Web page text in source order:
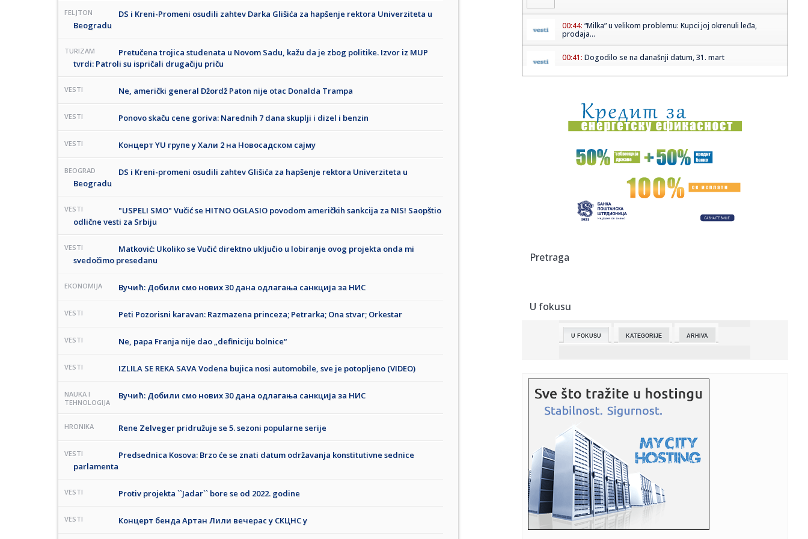
FELJTON
DS i Kreni-Promeni osudili zahtev Darka Glišića za hapšenje rektora Univerziteta u
Beogradu
TURIZAM
Pretučena trojica studenata u Novom Sadu, kažu da je zbog politike. Izvor iz MUP
tvrdi: Patroli su ispričali drugačiju priču
VESTI Ne, američki general Džordž Paton nije otac Donalda Trampa
VESTI Ponovo skaču cene goriva: Narednih 7 dana skuplji i dizel i benzin
VESTI Концерт YU групе у Хали 2 на Новосадском сајму
BEOGRAD
DS i Kreni-promeni osudili zahtev Glišića za hapšenje rektora Univerziteta u
Beogradu
VESTI
"USPELI SMO" Vučić se HITNO OGLASIO povodom američkih sankcija za NIS! Saopštio
odlične vesti za Srbiju
VESTI
Matković: Ukoliko se Vučić direktno uključio u lobiranje ovog projekta onda mi
svedočimo presedanu
EKONOMIJA Вучић: Добили смо нових 30 дана одлагања санкција за НИС
VESTI Peti Pozorisni karavan: Razmazena princeza; Petrarka; Ona stvar; Orkestar
VESTI Ne, papa Franja nije dao „definiciju bolnice“
VESTI IZLILA SE REKA SAVA Vodena bujica nosi automobile, sve je potopljeno (VIDEO)
NAUKA I
TEHNOLOGIJA
Вучић: Добили смо нових 30 дана одлагања санкција за НИС
HRONIKA Rene Zelveger pridružuje se 5. sezoni popularne serije
VESTI
Predsednica Kosova: Brzo će se znati datum održavanja konstitutivne sednice
parlamenta
VESTI Protiv projekta ``Jadar`` bore se od 2022. godine
VESTI Концерт бенда Артан Лили вечерас у СКЦНС у
00:44: “Milka” u velikom problemu: Kupci joj okrenuli leđa,
prodaja...
00:41: Dogodilo se na današnji datum, 31. mart
00:25:Mercedesov legendarni V12 motor u Evropi više ne postoji
00:25:Automobil se prevrnuo nasred Dedinja: Dramatične scene
u Beograd...
PENJAROJA JASNA PRED DERBI: „Ovo je važnije nego što
23:48:Opel u španskoj fabrici ispisao novi istorijski uspeh
23:23:
23:21:
JOKIĆ NE ODUSTAJE: Srbin dobio novo priznanje i ostao u
23:13:Više od tri miliona tableta i opioida sa Balkana završili u
Dan...
23:13:Ostao bez pola stada: Srušila se zgrada i ubila mu ovce
(VIDEO)
23:13:Produkcija serije "Tomb Raider" pauzirana
23:13:Jokić 20. put igrač nedjelje Zapadne konferencije
Pretraga
U fokusu
U FOKUSU KATEGORIJE ARHIVA